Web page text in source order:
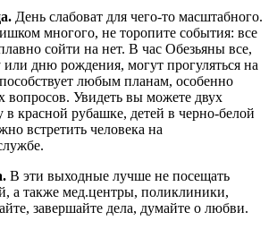
День слабоват для чего-то масштабного.
многого, не торопите события: все
сойти на нет. В час Обезьяны все,
дню рождения, могут прогуляться на
любым планам, особенно
Увидеть вы можете двух
красной рубашке, детей в черно-белой
встретить человека на
В эти выходные лучше не посещать
а также мед.центры, поликлиники,
завершайте дела, думайте о любви.